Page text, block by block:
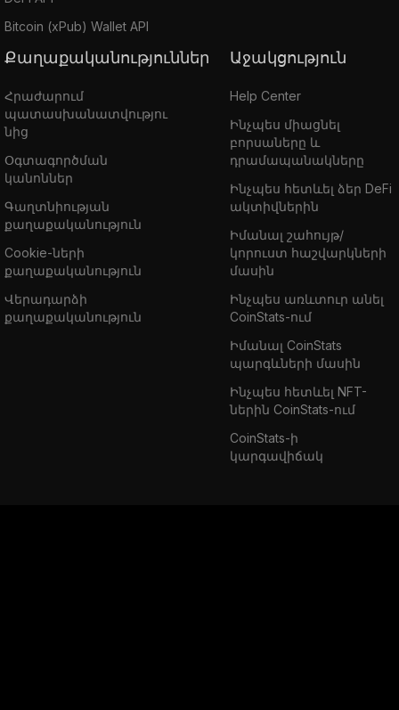
Bitcoin (xPub) Wallet API
Քաղաքականություններ
Հրաժարում
պատասխանատվությու
նից
Օգտագործման
կանոններ
Գաղտնիության
քաղաքականություն
Cookie-ների
քաղաքականություն
Վերադարձի
քաղաքականություն
Աջակցություն
Help Center
Ինչպես միացնել
բորսաները և
դրամապանակները
Ինչպես հետևել ձեր DeFi
ակտիվներին
Իմանալ շահույթ/
կորուստ հաշվարկների
մասին
Ինչպես առևտուր անել
CoinStats-ում
Իմանալ CoinStats
պարգևների մասին
Ինչպես հետևել NFT-
ներին CoinStats-ում
CoinStats-ի
կարգավիճակ